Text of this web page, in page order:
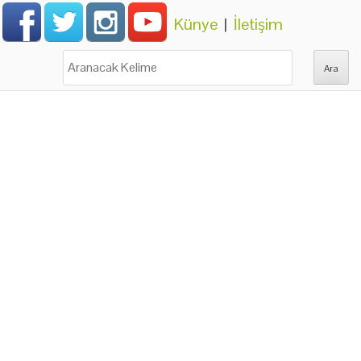
Künye | İletişim